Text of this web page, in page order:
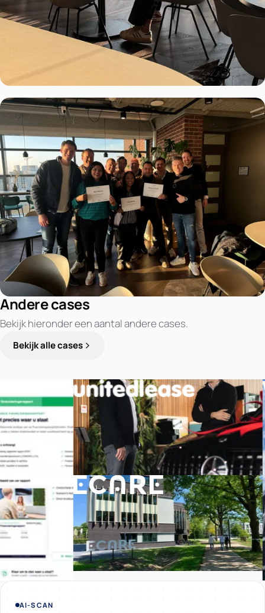
Andere cases
Bekijk hieronder een aantal andere cases.
Bekijk alle cases
AI-SCAN